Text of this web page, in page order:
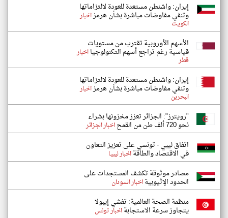
إيران: واشنطن مستعدة للعودة لالتزاماتها
وتنفي مفاوضات مباشرة بشأن هرمزاخبار
الكويت
الأسهم الأوروبية تقترب من مستويات
قياسية رغم تراجع أسهم التكنولوجيااخبار
قطر
إيران: واشنطن مستعدة للعودة لالتزاماتها
وتنفي مفاوضات مباشرة بشأن هرمزاخبار
البحرين
"رويترز": الجزائر تعزز مخزونها بشراء
نحو 720 ألف طن من القمح اخبار الجزائر
اتفاق ليبي - تونسي على تعزيز التعاون
في الاقتصاد والطاقةاخبار ليبيا
مصادر موثوقة تكشف المستجدات على
الحدود الإثيوبيةاخبار السودان
منظمة الصحة العالمية: تفشي إيبولا
يتجاوز سرعة الاستجابةاخبار تونس